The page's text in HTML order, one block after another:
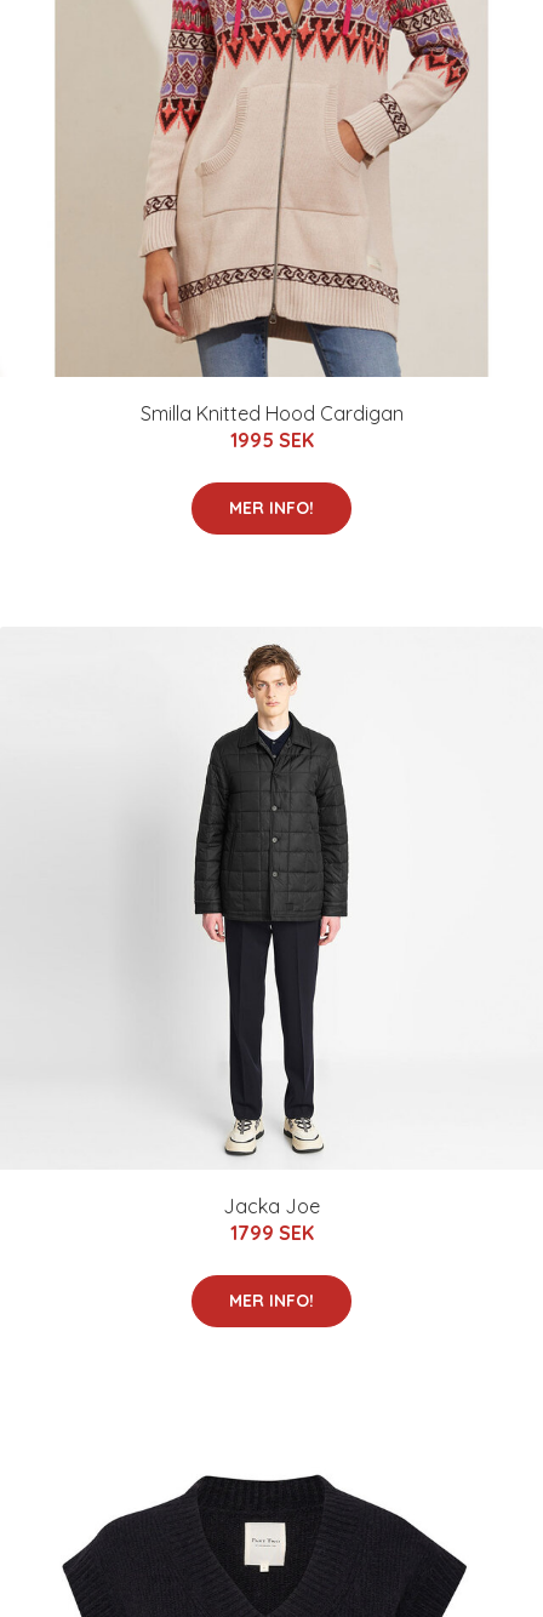
Smilla Knitted Hood Cardigan
1995 SEK
MER INFO!
Jacka Joe
1799 SEK
MER INFO!